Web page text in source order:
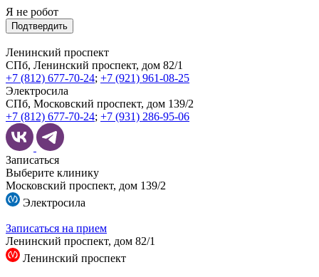
Я не робот
Подтвердить
Ленинский проспект
СПб, Ленинский проспект, дом 82/1
+7 (812) 677-70-24; +7 (921) 961-08-25
Электросила
СПб, Московский проспект, дом 139/2
+7 (812) 677-70-24; +7 (931) 286-95-06
Записаться
Выберите клинику
Московский проспект, дом 139/2
Электросила
Записаться на прием
Ленинский проспект, дом 82/1
Ленинский проспект